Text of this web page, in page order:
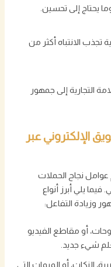
يحتاج إلى تحسين.
تجذب الانتباه أكثر من
التجارية إلى جمهور
الإلكتروني عبر
نجاح الحملات
يلي أبرز أنواع
وزيادة التفاعل:
أو مقاطع الفيديو
شيء جديد.
النكات، أو الميمات التي